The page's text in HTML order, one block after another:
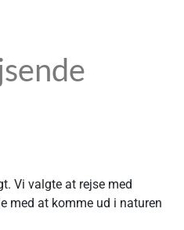
Vi valgte at rejse med
med at komme ud i naturen